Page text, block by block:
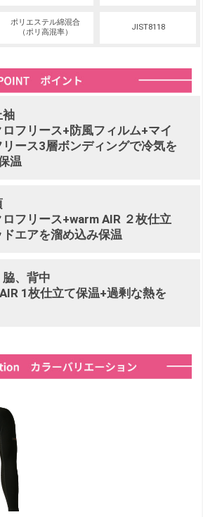
ポリエステル綿混合
（ポリ高混率）
JIST8118
袖
ロフリース+防風フィルム+マイ
リース3層ボンディングで冷気を
温
ロフリース+warm AIR ２枚仕立
エアを溜め込み保温
、背中
1枚仕立て保温+過剰な熱を